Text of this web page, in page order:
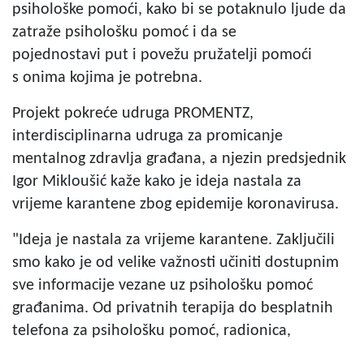
psihološke pomoći, kako bi se potaknulo ljude da
zatraže psihološku pomoć i da se
pojednostavi put i povežu pružatelji pomoći
s onima kojima je potrebna.
Projekt pokreće udruga PROMENTZ,
interdisciplinarna udruga za promicanje
mentalnog zdravlja građana, a njezin predsjednik
Igor Mikloušić kaže kako je ideja nastala za
vrijeme karantene zbog epidemije koronavirusa.
"Ideja je nastala za vrijeme karantene. Zaključili
smo kako je od velike važnosti učiniti dostupnim
sve informacije vezane uz psihološku pomoć
građanima. Od privatnih terapija do besplatnih
telefona za psihološku pomoć, radionica,